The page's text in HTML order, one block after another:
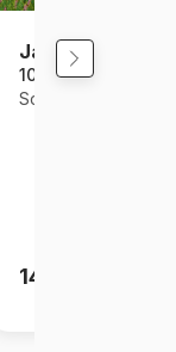
Jardin Japonais
1000 pièces
Schmidt Spiele
14,95€